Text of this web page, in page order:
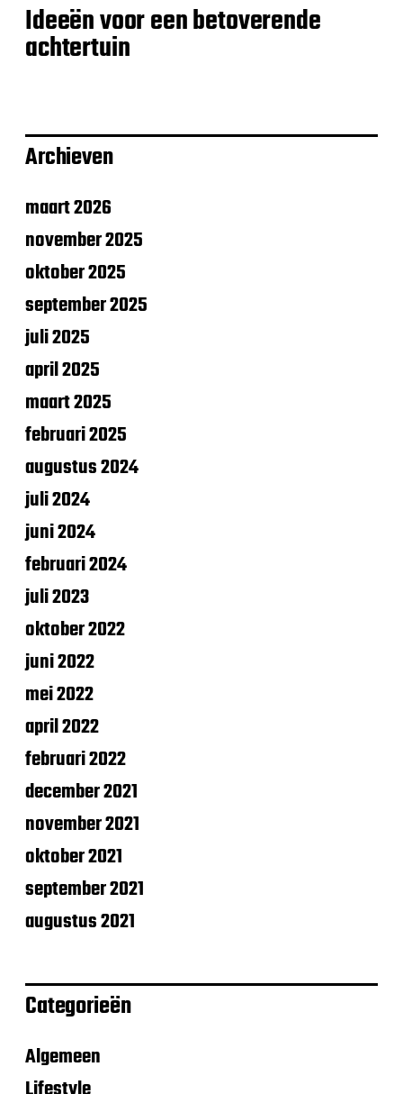
Ideeën voor een betoverende
achtertuin
Archieven
maart 2026
november 2025
oktober 2025
september 2025
juli 2025
april 2025
maart 2025
februari 2025
augustus 2024
juli 2024
juni 2024
februari 2024
juli 2023
oktober 2022
juni 2022
mei 2022
april 2022
februari 2022
december 2021
november 2021
oktober 2021
september 2021
augustus 2021
Categorieën
Algemeen